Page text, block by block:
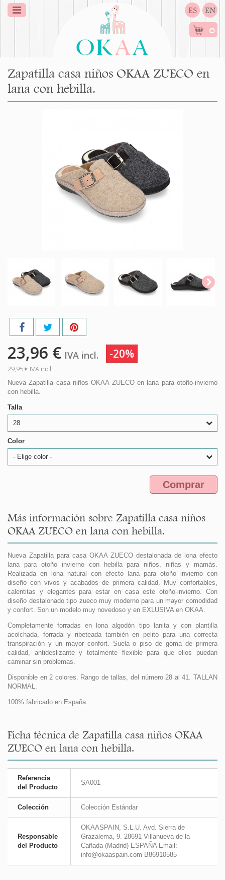
ES EN
0
Zapatilla casa niños OKAA ZUECO en
lana con hebilla.
23,96 € IVA incl. -20%
29,95 €IVA incl.
Nueva Zapatilla casa niños OKAA ZUECO en lana para otoño-invierno
con hebilla.
Talla
28
Color
- Elige color -
Comprar
Más información sobre Zapatilla casa niños
OKAA ZUECO en lana con hebilla.
Nueva Zapatilla para casa OKAA ZUECO destalonada de lona efecto
lana para otoño invierno con hebilla para niños, niñas y mamás.
Realizada en lona natural con efecto lana para otoño invierno con
diseño con vivos y acabados de primera calidad. Muy confortables,
calentitas y elegantes para estar en casa este otoño-invierno. Con
diseño destalonado tipo zueco muy moderno para un mayor comodidad
y confort. Son un modelo muy novedoso y en EXLUSIVA en OKAA.
Completamente forradas en lona algodón tipo lanita y con plantilla
acolchada, forrada y ribeteada también en pelito para una correcta
transpiración y un mayor confort. Suela o piso de goma de primera
calidad, antideslizante y totalmente flexible para que ellos puedan
caminar sin problemas.
Disponible en 2 colores. Rango de tallas, del número 28 al 41. TALLAN
NORMAL.
100% fabricado en España.
Ficha técnica de Zapatilla casa niños OKAA
ZUECO en lana con hebilla.
Referencia
del Producto
SA001
Colección Colección Estándar
Responsable
del Producto
OKAASPAIN, S.L.U. Avd. Sierra de
Grazalema, 9. 28691 Villanueva de la
Cañada (Madrid) ESPAÑA Email:
info@okaaspain.com B86910585